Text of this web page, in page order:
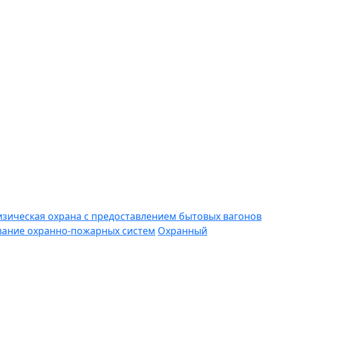
охрана с предоставлением бытовых вагонов
охранно-пожарных систем Охранный